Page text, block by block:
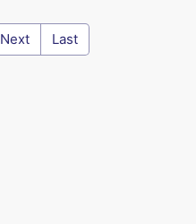
Next Last